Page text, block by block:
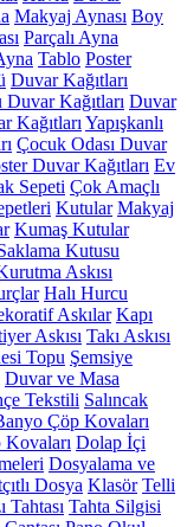
Makyaj Aynası Boy
Parçalı Ayna
Tablo Poster
Duvar Kağıtları
Kağıtları Duvar
Kağıtları Yapışkanlı
Çocuk Odası Duvar
Duvar Kağıtları Ev
Sepeti Çok Amaçlı
Kutular Makyaj
Kumaş Kutular
Kutusu
Askısı
Halı Hurcu
Askılar Kapı
Askısı Takı Askısı
Topu Şemsiye
Duvar ve Masa
Tekstili Salıncak
Çöp Kovaları
Dolap İçi
Dosyalama ve
Dosya Klasör Telli
Tahtası Tahta Silgisi